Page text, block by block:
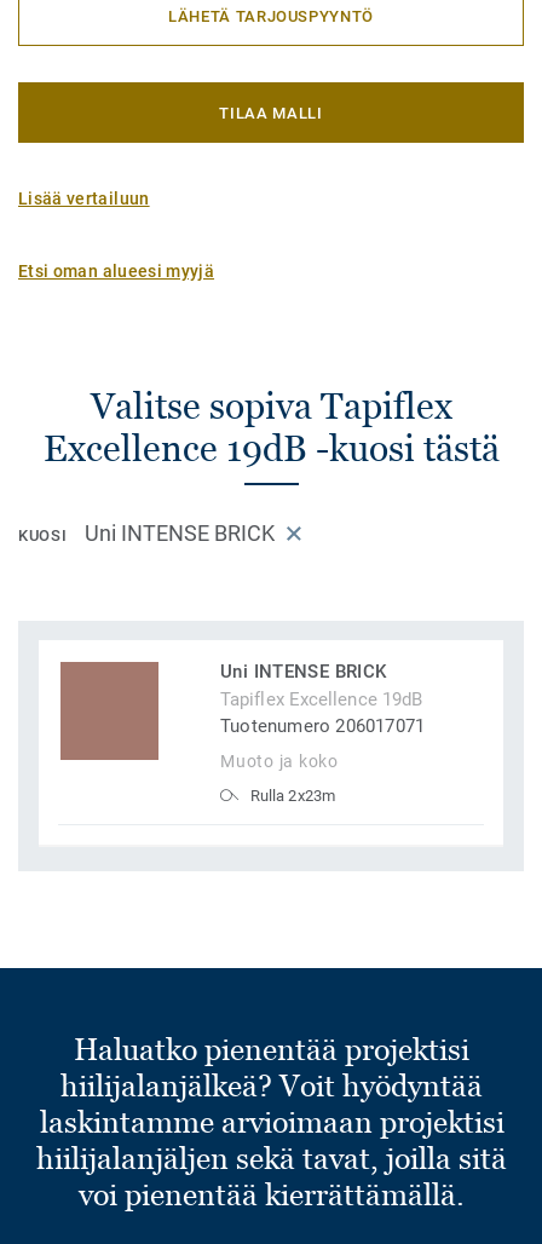
LÄHETÄ TARJOUSPYYNTÖ
TILAA MALLI
Lisää vertailuun
Etsi oman alueesi myyjä
Valitse sopiva Tapiflex
Excellence 19dB -kuosi tästä
KUOSI Uni INTENSE BRICK
Uni INTENSE BRICK
Tapiflex Excellence 19dB
Tuotenumero 206017071
Muoto ja koko
Rulla 2x23m
Haluatko pienentää projektisi
hiilijalanjälkeä? Voit hyödyntää
laskintamme arvioimaan projektisi
hiilijalanjäljen sekä tavat, joilla sitä
voi pienentää kierrättämällä.